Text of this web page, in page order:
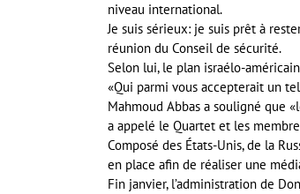
niveau international.
Je suis sérieux: je suis prêt à
réunion du Conseil de sécurité.
Selon lui, le plan israélo-
«Qui parmi vous accepterait un
Mahmoud Abbas a souligné que
a appelé le Quartet et les
Composé des États-Unis, de la
en place afin de réaliser une
Fin janvier, l’administration de